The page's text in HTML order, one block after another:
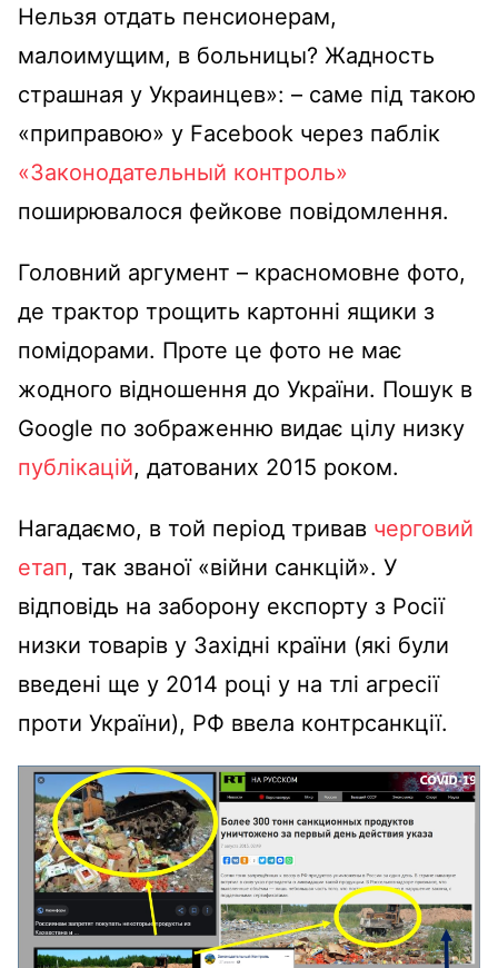
Нельзя отдать пенсионерам,
малоимущим, в больницы? Жадность
страшная у Украинцев»: – саме під такою
«приправою» у Facebook через паблік
«Законодательный контроль»
поширювалося фейкове повідомлення.
Головний аргумент – красномовне фото,
де трактор трощить картонні ящики з
помідорами. Проте це фото не має
жодного відношення до України. Пошук в
Google по зображенню видає цілу низку
публікацій, датованих 2015 роком.
Нагадаємо, в той період тривав черговий
етап, так званої «війни санкцій». У
відповідь на заборону експорту з Росії
низки товарів у Західні країни (які були
введені ще у 2014 році у на тлі агресії
проти України), РФ ввела контрсанкції.